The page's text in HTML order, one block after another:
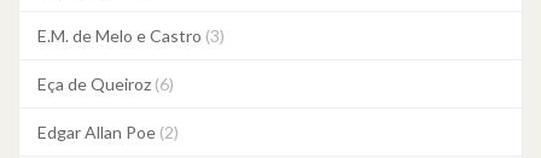
E.M. de Melo e Castro (3)
Eça de Queiroz (6)
Edgar Allan Poe (2)